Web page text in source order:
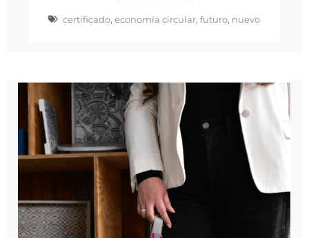
certificado, economía circular, futuro, nuevo